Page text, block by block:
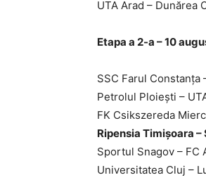
UTA Arad – Dunărea
Etapa a 2-a – 10
SSC Farul Constanţa
Petrolul Ploieşti –
FK Csikszereda
Ripensia Timişoara –
Sportul Snagov – FC
Universitatea Cluj –